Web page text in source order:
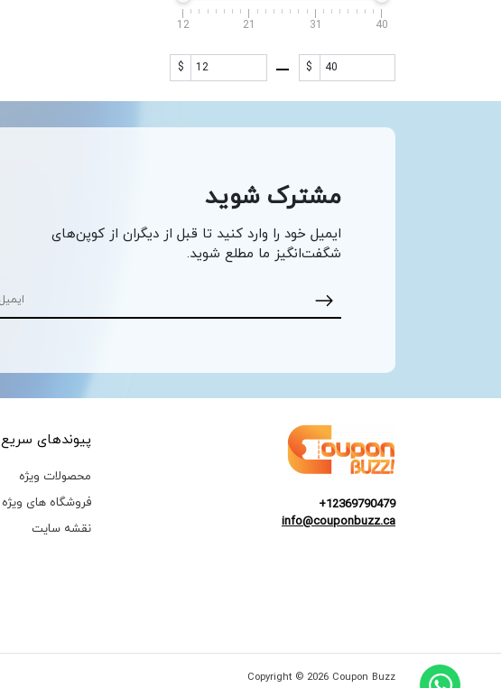
12 21 31 40
$ $
مشترک شوید
ایمیل خود را وارد کنید تا قبل از دیگران از کوپن‌های
شگفت‌انگیز ما مطلع شوید.
+12369790479
info@couponbuzz.ca
پیوند‌های سریع
محصولات ویژه
فروشگاه های ویژه
نقشه سایت
Copyright © 2026 Coupon Buzz